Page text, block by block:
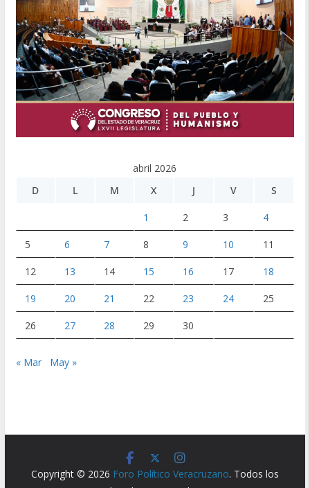
abril 2026
D
L M X J V S
1 2 3 4
5 6 7 8 9 10 11
12 13 14 15 16 17 18
19 20 21 22 23 24 25
26 27 28 29 30
« Mar May »
Copyright © 2026 Foro Político Veracruzano. Todos los